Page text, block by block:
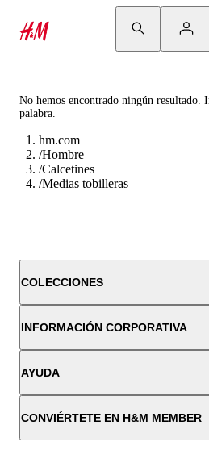
No hemos encontrado ningún resultado.
palabra.
hm.com
/Hombre
/Calcetines
/Medias tobilleras
COLECCIONES
INFORMACIÓN CORPORATIVA
AYUDA
CONVIÉRTETE EN H&M MEMBER